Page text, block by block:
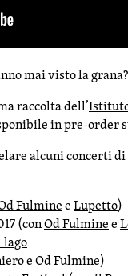
mai visto la
raccolta dell’
in pre-order
alcuni concerti
FulmineeLupetto)
(conOd Fulminee
lago
eOd Fulmine)